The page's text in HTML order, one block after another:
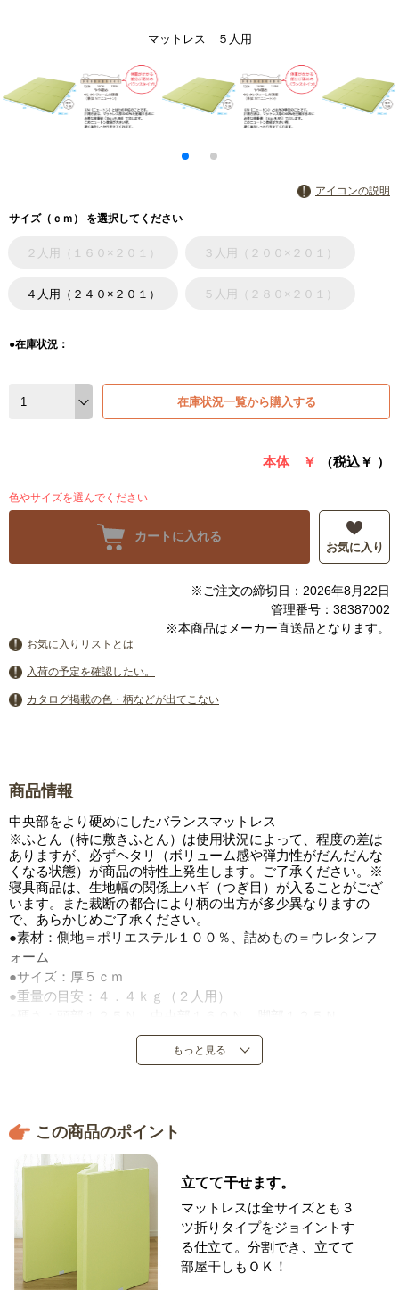
マットレス ５人用
アイコンの説明
サイズ（ｃｍ） を選択してください
２人用（１６０×２０１） ３人用（２００×２０１）
４人用（２４０×２０１） ５人用（２８０×２０１）
●在庫状況：
在庫状況一覧から購入する
本体 ￥ （税込￥ ）
色やサイズを選んでください
カートに入れる
お気に入り
※ご注文の締切日：2026年8月22日
管理番号：38387002
※本商品はメーカー直送品となります。
お気に入りリストとは
入荷の予定を確認したい。
カタログ掲載の色・柄などが出てこない
商品情報
中央部をより硬めにしたバランスマットレス
※ふとん（特に敷きふとん）は使用状況によって、程度の差は
ありますが、必ずヘタリ（ボリューム感や弾力性がだんだんな
くなる状態）が商品の特性上発生します。ご了承ください。※
寝具商品は、生地幅の関係上ハギ（つぎ目）が入ることがござ
います。また裁断の都合により柄の出方が多少異なりますの
で、あらかじめご了承ください。
●素材：側地＝ポリエステル１００％、詰めもの＝ウレタンフ
ォーム
●サイズ：厚５ｃｍ
●重量の目安：４．４ｋｇ（２人用）
●ジョイント用ワンタッチテープ付き
もっと見る
この商品のポイント
立てて干せます。
マットレスは全サイズとも３
ツ折りタイプをジョイントす
る仕立て。分割でき、立てて
部屋干しもＯＫ！